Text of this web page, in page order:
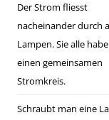
Der Strom fliesst
nacheinander durch
Lampen. Sie alle
einen gemeinsamen
Stromkreis.
Schraubt man eine